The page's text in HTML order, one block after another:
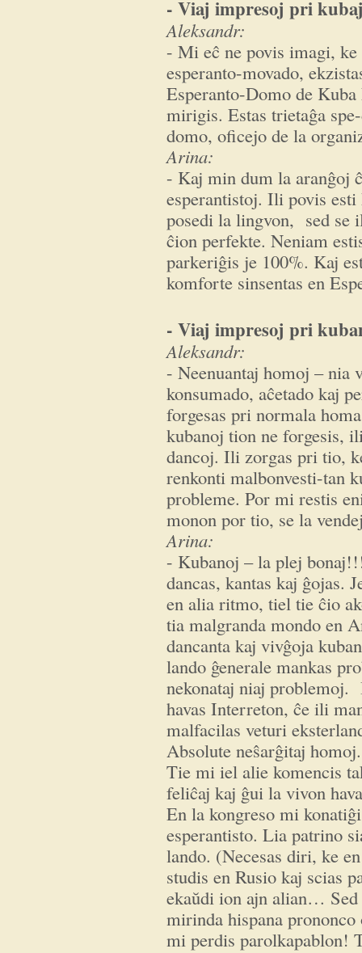
- Viaj impresoj pri
Aleksandr:
- Mi eĉ ne povis imagi,
esperanto-movado,
Esperanto-Domo de
mirigis. Estas trietaĝa
domo, oficejo de la
Arina:
- Kaj min dum la aranĝoj
esperantistoj. Ili povis esti
posedi la lingvon, sed se
ĉion perfekte. Neniam
parkeriĝis je 100%. Kaj
komforte sinsentas en
- Viaj impresoj pri
Aleksandr:
- Neenuantaj homoj – nia
konsumado, aĉetado kaj
forgesas pri normala
kubanoj tion ne forgesis,
dancoj. Ili zorgas pri tio,
renkonti malbonvesti-tan
probleme. Por mi restis
monon por tio, se la
Arina:
- Kubanoj – la plej
dancas, kantas kaj ĝojas.
en alia ritmo, tiel tie ĉio
tia malgranda mondo en
dancanta kaj vivĝoja
lando ĝenerale mankas
nekonataj niaj
havas Interreton, ĉe ili
malfacilas veturi
Absolute neŝarĝitaj
Tie mi iel alie komencis
feliĉaj kaj ĝui la vivon
En la kongreso mi
esperantisto. Lia patrino
lando. (Necesas diri, ke
studis en Rusio kaj scias
ekaŭdi ion ajn alian…
mirinda hispana
mi perdis parolkapablon!